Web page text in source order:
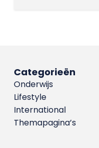
Categorieën
Onderwijs
Lifestyle
International
Themapagina’s